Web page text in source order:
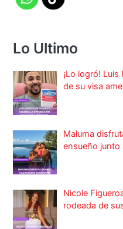
Lo Ultimo
¡Lo logró!
de su visa
Maluma
ensueño junto
Nicole
rodeada de